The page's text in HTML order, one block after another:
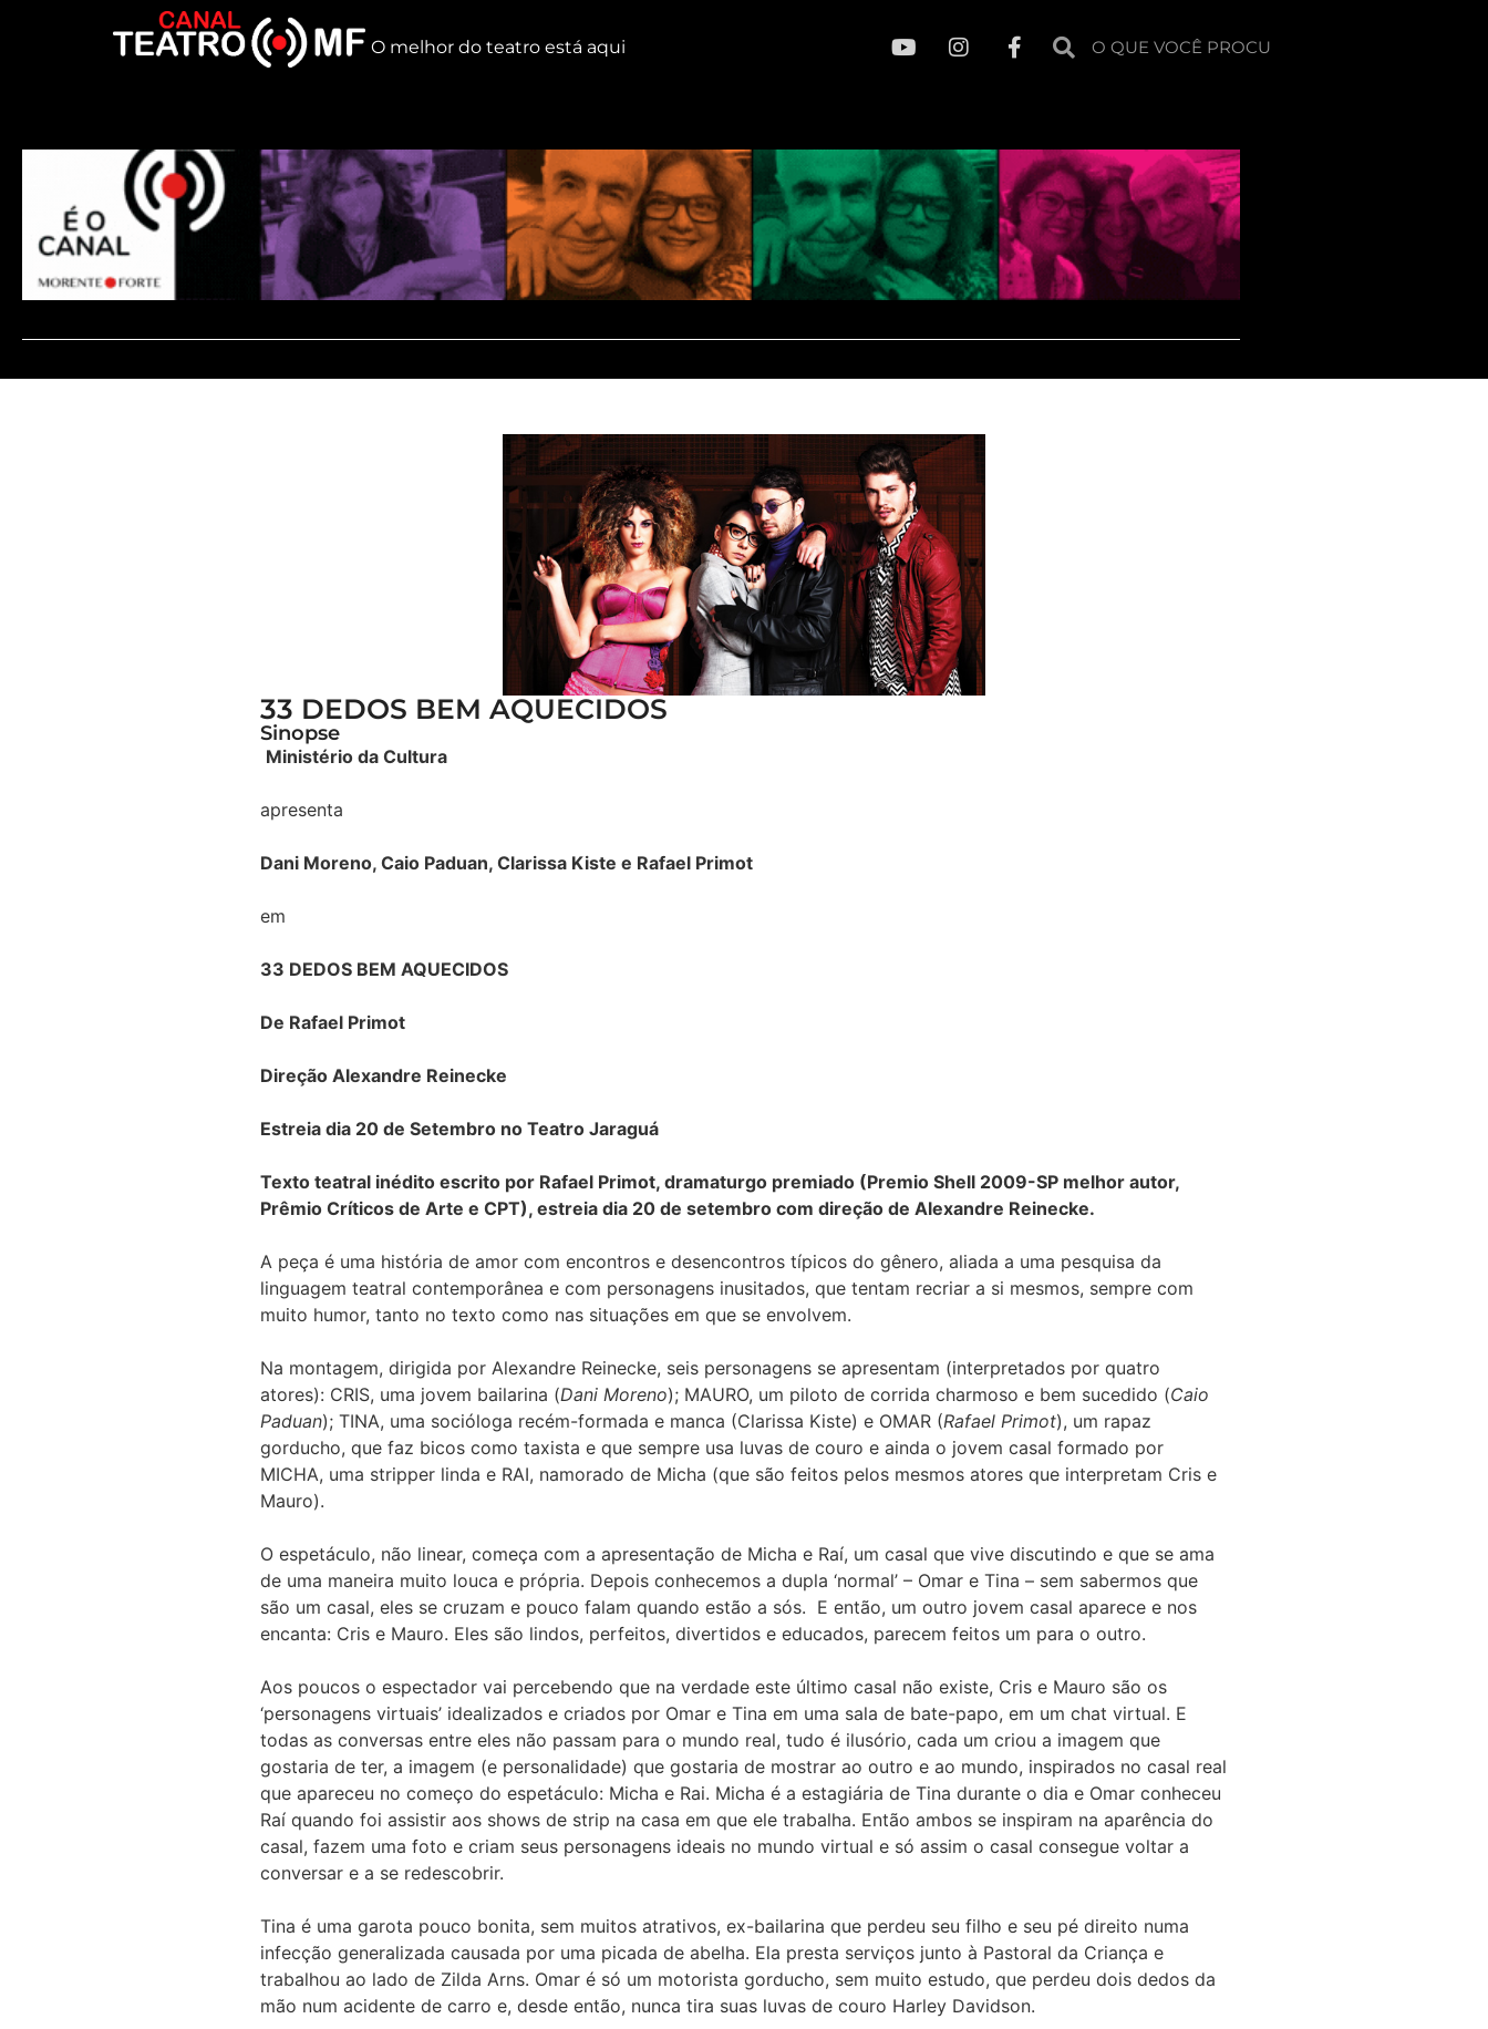
O melhor do teatro está aqui
33 DEDOS BEM AQUECIDOS
Sinopse
Ministério da Cultura
apresenta
Dani Moreno, Caio Paduan, Clarissa Kiste e Rafael Primot
em
33 DEDOS BEM AQUECIDOS
De Rafael Primot
DireçãoAlexandre Reinecke
Estreia dia 20 de Setembro no Teatro Jaraguá
Texto teatral inédito escrito por Rafael Primot, dramaturgo premiado (Premio Shell 2009-SP melhor autor,
Prêmio Críticos de Arte e CPT), estreia dia 20 de setembro com direção de Alexandre Reinecke.
A peça é uma história de amor com encontros e desencontros típicos do gênero, aliada a uma pesquisa da
linguagem teatral contemporânea e com personagens inusitados, que tentam recriar a si mesmos, sempre com
muito humor, tanto no texto como nas situações em que se envolvem.
Na montagem, dirigida por Alexandre Reinecke, seis personagens se apresentam (interpretados por quatro
atores): CRIS, uma jovem bailarina (Dani Moreno); MAURO, um piloto de corrida charmoso e bem sucedido (Caio
Paduan); TINA, uma socióloga recém-formada e manca (Clarissa Kiste) e OMAR (Rafael Primot), um rapaz
gorducho, que faz bicos como taxista e que sempre usa luvas de couro e ainda o jovem casal formado por
MICHA, uma stripper linda e RAI, namorado de Micha (que são feitos pelos mesmos atores que interpretam Cris e
Mauro).
O espetáculo, não linear, começa com a apresentação de Micha e Raí, um casal que vive discutindo e que se ama
de uma maneira muito louca e própria. Depois conhecemos a dupla ‘normal’ – Omar e Tina – sem sabermos que
são um casal, eles se cruzam e pouco falam quando estão a sós. E então, um outro jovem casal aparece e nos
encanta: Cris e Mauro. Eles são lindos, perfeitos, divertidos e educados, parecem feitos um para o outro.
Aos poucos o espectador vai percebendo que na verdade este último casal não existe, Cris e Mauro são os
‘personagens virtuais’ idealizados e criados por Omar e Tina em uma sala de bate-papo, em um chat virtual. E
todas as conversas entre eles não passam para o mundo real, tudo é ilusório, cada um criou a imagem que
gostaria de ter, a imagem (e personalidade) que gostaria de mostrar ao outro e ao mundo, inspirados no casal real
que apareceu no começo do espetáculo: Micha e Rai. Micha é a estagiária de Tina durante o dia e Omar conheceu
Raí quando foi assistir aos shows de strip na casa em que ele trabalha. Então ambos se inspiram na aparência do
casal, fazem uma foto e criam seus personagens ideais no mundo virtual e só assim o casal consegue voltar a
conversar e a se redescobrir.
Tina é uma garota pouco bonita, sem muitos atrativos, ex-bailarina que perdeu seu filho e seu pé direito numa
infecção generalizada causada por uma picada de abelha. Ela presta serviços junto à Pastoral da Criança e
trabalhou ao lado de Zilda Arns. Omar é só um motorista gorducho, sem muito estudo, que perdeu dois dedos da
mão num acidente de carro e, desde então, nunca tira suas luvas de couro Harley Davidson.